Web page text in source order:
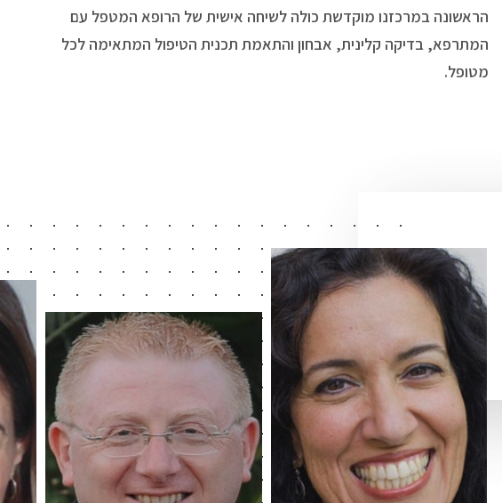
הראשונה במרכזנו מוקדשת כולה לשיחה אישית של הרופא המטפל עם
המתרפא, בדיקה קלינית, אבחון והתאמת תכנית הטיפול המתאימה לכל
מטופל.